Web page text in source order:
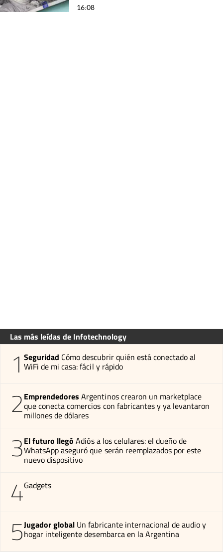
16:08
Las más leídas de Infotechnology
1 Seguridad Cómo descubrir quién está conectado al
WiFi de mi casa: fácil y rápido
2Emprendedores Argentinos crearon un marketplace
que conecta comercios con fabricantes y ya levantaron
millones de dólares
3El futuro llegó Adiós a los celulares: el dueño de
WhatsApp aseguró que serán reemplazados por este
nuevo dispositivo
4Gadgets
5Jugador global Un fabricante internacional de audio y
hogar inteligente desembarca en la Argentina